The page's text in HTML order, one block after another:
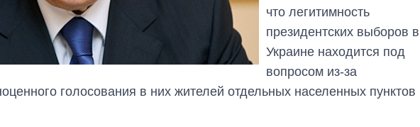
что легитимность
президентских выборов в
Украине находится под
вопросом из-за
голосования в них жителей отдельных населенных пунктов